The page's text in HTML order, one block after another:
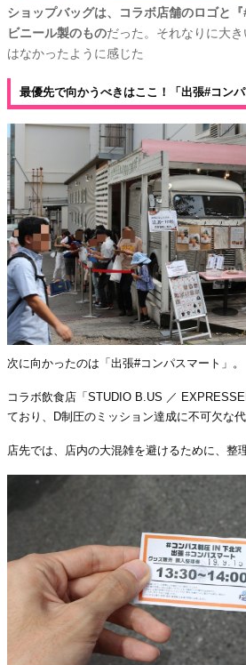
ショップバッグは、コラボ店舗のロゴと
ビニール製のものだった。それなりに大
はなかったように感じた
最優先で向かうべきはここ！「出張#コンパ
次に向かったのは「出張#コンパスマート」。
コラボ飲食店「STUDIO B.US ／
ており、D制圧のミッション達成に不可欠な
店先では、店内の大混雑を避けるために、整